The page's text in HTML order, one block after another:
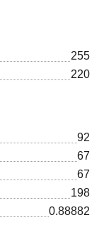
255
220
92
67
67
198
0.88882